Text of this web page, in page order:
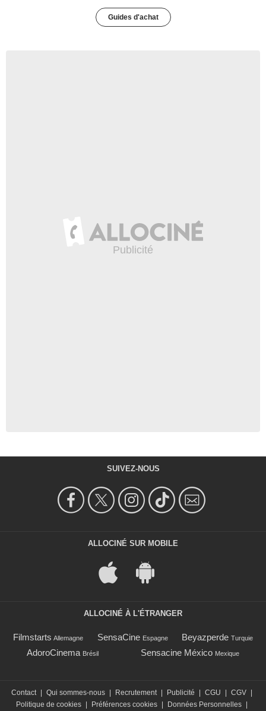
Guides d'achat
SUIVEZ-NOUS
ALLOCINÉ SUR MOBILE
ALLOCINÉ À L'ÉTRANGER
Filmstarts Allemagne SensaCine Espagne Beyazperde Turquie
AdoroCinema Brésil Sensacine México Mexique
Contact Qui sommes-nous Recrutement Publicité CGU CGV
Politique de cookies
Préférences cookies Données Personnelles